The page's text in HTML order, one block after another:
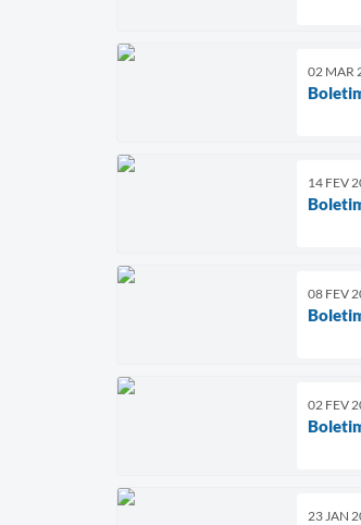
02 MAR
14 FEV
08 FEV
02 FEV
23 JAN